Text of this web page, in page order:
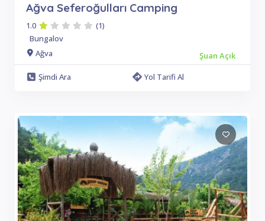
Ağva Seferoğulları Camping
1.0
(1)
Bungalov
Ağva
Şuan Açık
Şimdi Ara
Yol Tarifi Al